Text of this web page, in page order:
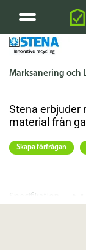
Marksanering och
Stena erbjuder
material från
Skapa förfrågan